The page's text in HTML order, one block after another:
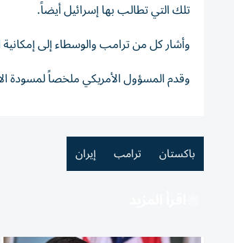
تلك التي تطالب بها إسرائيل أيضاً.
وأشار كل من ترامب والوسطاء إلى إمكانية
وقدم المسؤول الأمريكي ملخصاً لمسودة
باكستان ترامب إيران